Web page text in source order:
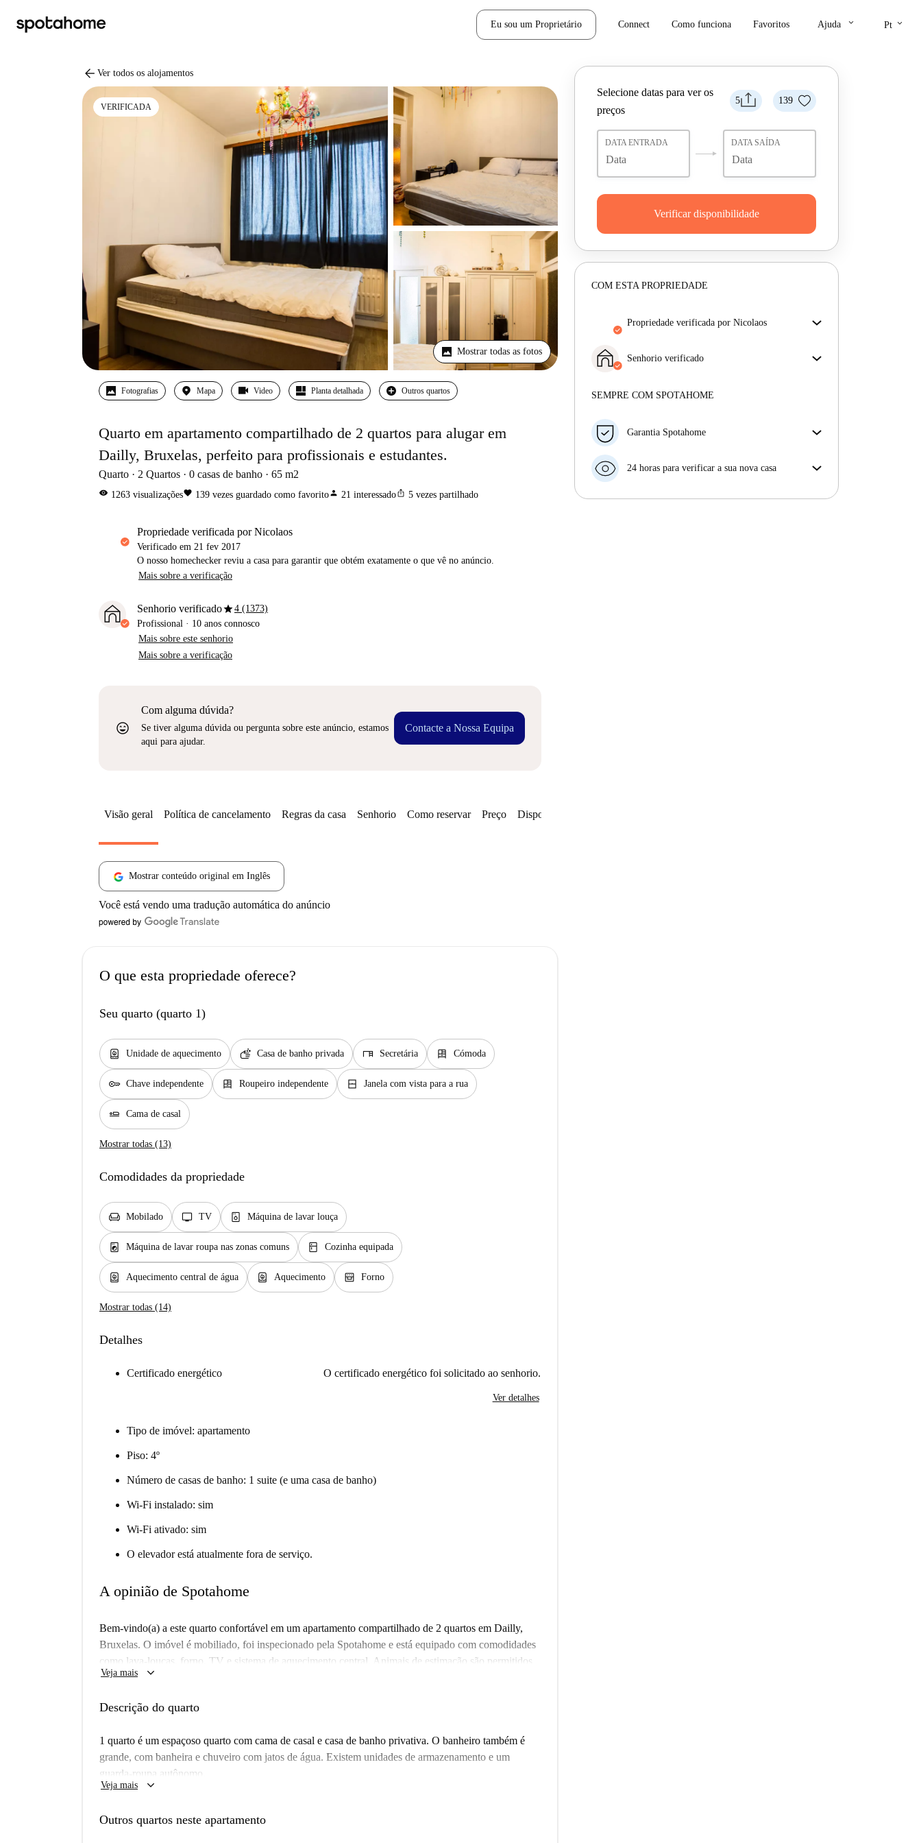
Eu sou um Proprietário Connect Como funciona Favoritos Ajuda keyboard_arrow_down Pt keyboard_arrow_down
arrow_back Ver todos os alojamentos
VERIFICADA
Mostrar todas as fotos
Fotografias Mapa Video Planta detalhada Outros quartos
Quarto em apartamento compartilhado de 2 quartos para alugar em
Dailly, Bruxelas, perfeito para profissionais e estudantes.
Quarto 2 Quartos 0 casas de banho 65 m2
visibility 1263 visualizaçõesfavorite 139 vezes guardado como favoritoperson 21 interessadoios_share 5 vezes partilhado
propriedade verificada por Nicolaos
Verificado em 21 fev 2017
O nosso homechecker reviu a casa para garantir que obtém exatamente o que vê no anúncio.
Mais sobre a verificação
Senhorio verificadostar4 (1373)
Profissional · 10 anos connosco
Mais sobre este senhorio
Mais sobre a verificação
sentiment_very_satisfied
Com alguma dúvida?
Se tiver alguma dúvida ou pergunta sobre este anúncio, estamos
aqui para ajudar.
Contacte a Nossa Equipa
5 139
Selecione datas para ver os
preços
DATA ENTRADA DATA SAÍDA
Verificar disponibilidade
COM ESTA PROPRIEDADE
propriedade verificada por Nicolaos
obtém exatamente o que vê no anúncio.
Mais sobre a verificação
Senhorio verificado
Mais sobre este senhorio
SEMPRE COM SPOTAHOME
Garantia Spotahome
antecedência, nós iremos A) pagar um hotel e ajudá-
seu dinheiro na totalidade.
24 horas para verificar a sua nova casa
Visão geral Política de cancelamento Regras da casa Senhorio Como reservar Preço Disponibilidades
Mostrar conteúdo original em Inglês
Você está vendo uma tradução automática do anúncio
O que esta propriedade oferece?
Seu quarto (quarto 1)
water_heater Unidade de aquecimento soap Casa de banho privada desk Secretária dresser Cómoda
key Chave independente dresser Roupeiro independente window_closed Janela com vista para a rua
airline_seat_flat Cama de casal
Mostrar todas (13)
Comodidades da propriedade
chair Mobilado tv TV dishwasher_gen Máquina de lavar louça
local_laundry_service Máquina de lavar roupa nas zonas comuns kitchen Cozinha equipada
water_heater Aquecimento central de água water_heater Aquecimento oven_gen Forno
Mostrar todas (14)
Detalhes
Certificado energético O certificado energético foi solicitado ao senhorio.
Ver detalhes
Tipo de imóvel: apartamento
Piso: 4º
Número de casas de banho: 1 suite (e uma casa de banho)
Wi-Fi instalado: sim
Wi-Fi ativado: sim
O elevador está atualmente fora de serviço.
A opinião de Spotahome
Bem-vindo(a) a este quarto confortável em um apartamento compartilhado de 2 quartos em Dailly,
Bruxelas. O imóvel é mobiliado, foi inspecionado pela Spotahome e está equipado com comodidades
como lava-louças, forno, TV e sistema de aquecimento central. Animais de estimação são permitidos
com restrições, mas não é permitido fumar. Ideal para profissionais e estudantes, não disponível para
Entre os pontos de interesse próximos, destaca-se o mural de NEAN, a poucos passos de distância.
Você também encontrará uma variedade de opções gastronômicas, como Snack Chazal, L'Orchidée,
Mundo Latino e Napoli, todas a uma curta caminhada. A localização oferece uma combinação de
pontos culturais e experiências gastronômicas.
Veja mais keyboard_arrow_down
Descrição do quarto
1 quarto é um espaçoso quarto com cama de casal e casa de banho privativa. O banheiro também é
grande, com banheira e chuveiro com jatos de água. Existem unidades de armazenamento e um
guarda-roupa autônomo.
Veja mais keyboard_arrow_down
Outros quartos neste apartamento